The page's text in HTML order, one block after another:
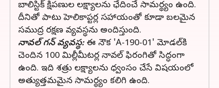
బాలిస్టిక్ క్షిపణుల లక్ష్యాలను ఛేదించే సామర్థ్యం ఉంది.
దీనితో పాటు హెలికాప్టర్ల సహాయంతో కూడా బలమైన
సముద్ర రక్షణ వ్యవస్థను అందిస్తుంది.
నావల్ గన్ వ్యవస్థ:ఈ నౌక 'A-190-01' మోడల్‌కి
చెందిన 100 మిల్లీమీటర్ల నావల్ ఫిరంగితో సిద్ధంగా
ఉంది. ఇది శత్రు లక్ష్యాలను ధ్వంసం చేసే విషయంలో
అత్యుత్తమమైన సామర్థ్యం కలిగి ఉంది.